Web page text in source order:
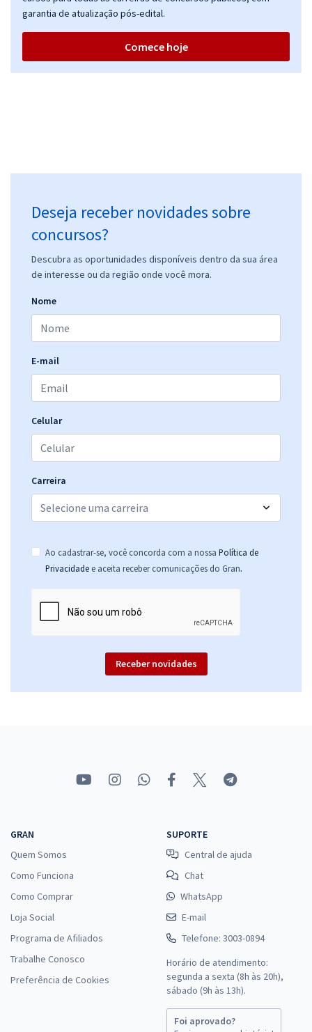
garantia de atualização pós-edital.
Comece hoje
Deseja receber novidades sobre
concursos?
Descubra as oportunidades disponíveis dentro da sua área
de interesse ou da região onde você mora.
Nome
E-mail
Celular
Carreira
Ao cadastrar-se, você concorda com a nossa Política de
Privacidade e aceita receber comunicações do Gran.
Receber novidades
GRAN
Quem Somos
Como Funciona
Como Comprar
Loja Social
Programa de Afiliados
Trabalhe Conosco
Preferência de Cookies
SUPORTE
Central de ajuda
Chat
WhatsApp
E-mail
Telefone: 3003-0894
Horário de atendimento:
segunda a sexta (8h às 20h),
sábado (9h às 13h).
Foi aprovado?